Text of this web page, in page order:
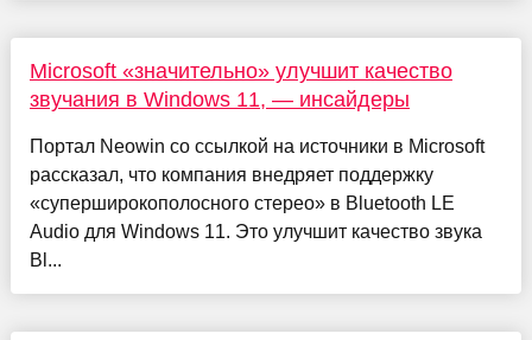
Microsoft «значительно» улучшит качество
звучания в Windows 11, — инсайдеры
Портал Neowin со ссылкой на источники в Microsoft
рассказал, что компания внедряет поддержку
«суперширокополосного стерео» в Bluetooth LE
Audio для Windows 11. Это улучшит качество звука
Bl...